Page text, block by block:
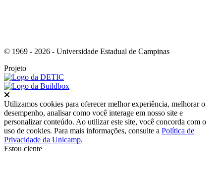
© 1969 - 2026 - Universidade Estadual de Campinas
Projeto
Utilizamos cookies para oferecer melhor experiência, melhorar o
desempenho, analisar como você interage em nosso site e
personalizar conteúdo. Ao utilizar este site, você concorda com o
uso de cookies. Para mais informações, consulte a Política de
Privacidade da Unicamp.
Estou ciente